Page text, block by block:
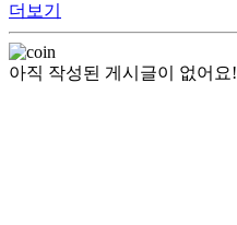
더보기
아직 작성된 게시글이 없어요!